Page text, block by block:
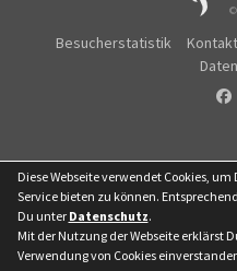
©
Besucherstatistik Kontakt
Diese Webseite verwendet Cookies,
Service bieten zu können.
Du unter Datenschutz.
Mit der Nutzung der Webseite erklärst
Verwendung von Cookies